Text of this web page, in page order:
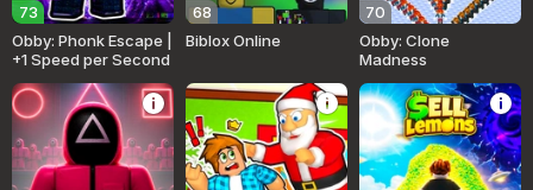
73
Obby: Phonk Escape |
+1 Speed per Second
68
Biblox Online
70
Obby: Clone
Madness